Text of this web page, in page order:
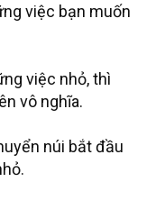
việc bạn muốn
việc nhỏ, thì
vô nghĩa.
núi bắt đầu